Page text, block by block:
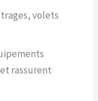
volets
rassurent